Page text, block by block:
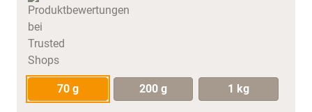
70 g 200 g 1 kg